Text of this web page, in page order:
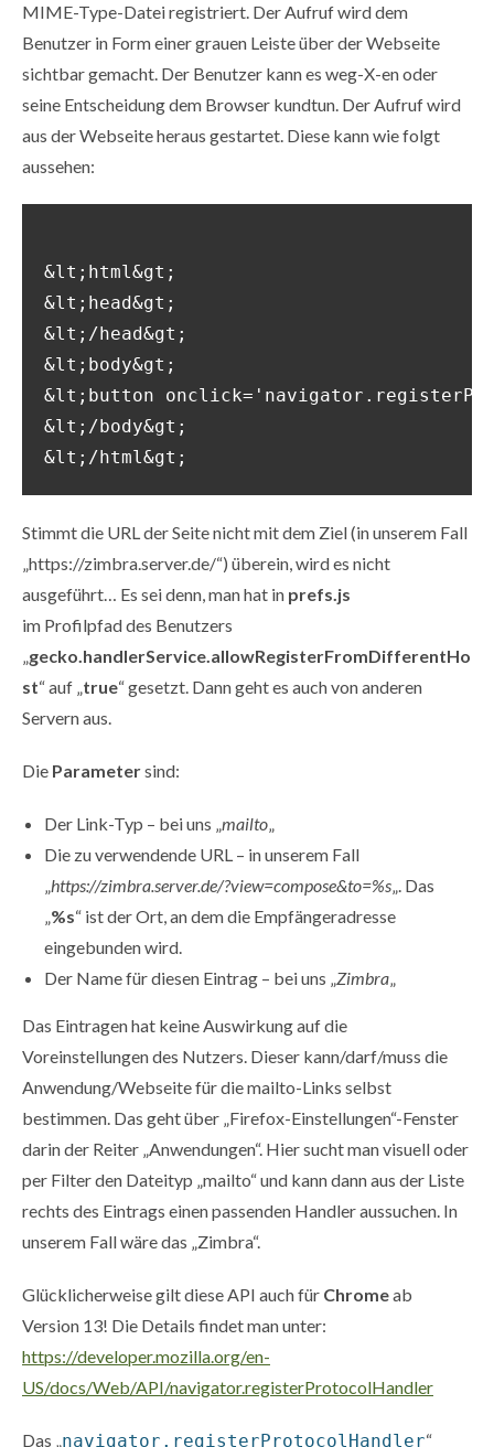
MIME-Type-Datei registriert. Der Aufruf wird dem
Benutzer in Form einer grauen Leiste über der Webseite
sichtbar gemacht. Der Benutzer kann es weg-X-en oder
seine Entscheidung dem Browser kundtun. Der Aufruf wird
aus der Webseite heraus gestartet. Diese kann wie folgt
aussehen:
&lt;html&gt;
&lt;head&gt;
&lt;/head&gt;
&lt;body&gt;
&lt;button
&lt;/body&gt;
&lt;/html&gt;
Stimmt die URL der Seite nicht mit dem Ziel (in unserem Fall
„https://zimbra.server.de/“) überein, wird es nicht
ausgeführt… Es sei denn, man hat in prefs.js
im Profilpfad des Benutzers
„gecko.handlerService.allowRegisterFromDifferentHo
st“ auf „true“ gesetzt. Dann geht es auch von anderen
Servern aus.
Die Parametersind:
Der Link-Typ – bei uns „mailto„
Die zu verwendende URL – in unserem Fall
„https://zimbra.server.de/?view=compose&to=%s„. Das
„%s“ ist der Ort, an dem die Empfängeradresse
eingebunden wird.
Der Name für diesen Eintrag – bei uns „Zimbra„
Das Eintragen hat keine Auswirkung auf die
Voreinstellungen des Nutzers. Dieser kann/darf/muss die
Anwendung/Webseite für die mailto-Links selbst
bestimmen. Das geht über „Firefox-Einstellungen“-Fenster
darin der Reiter „Anwendungen“. Hier sucht man visuell oder
per Filter den Dateityp „mailto“ und kann dann aus der Liste
rechts des Eintrags einen passenden Handler aussuchen. In
unserem Fall wäre das „Zimbra“.
Glücklicherweise gilt diese API auch für Chromeab
Version 13! Die Details findet man unter:
https://developer.mozilla.org/en-
US/docs/Web/API/navigator.registerProtocolHandler
Das „navigator.registerProtocolHandler“